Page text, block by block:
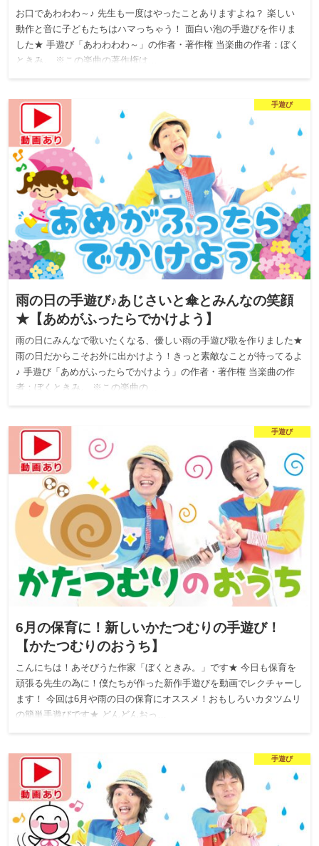
お口であわわわ～♪ 先生も一度はやったことありますよね？ 楽しい
動作と音に子どもたちはハマっちゃう！ 面白い泡の手遊びを作りま
した★ 手遊び「あわわわわ～」の作者・著作権 当楽曲の作者：ぼく
ときみ。 ※この楽曲の著作権は…
手遊び
雨の日の手遊び♪あじさいと傘とみんなの笑顔
★【あめがふったらでかけよう】
雨の日にみんなで歌いたくなる、優しい雨の手遊び歌を作りました★
雨の日だからこそお外に出かけよう！きっと素敵なことが待ってるよ
♪ 手遊び「あめがふったらでかけよう」の作者・著作権 当楽曲の作
者：ぼくときみ。 ※この楽曲の…
手遊び
6月の保育に！新しいかたつむりの手遊び！
【かたつむりのおうち】
こんにちは！あそびうた作家「ぼくときみ。」です★ 今日も保育を
頑張る先生の為に！僕たちが作った新作手遊びを動画でレクチャーし
ます！ 今回は6月や雨の日の保育にオススメ！おもしろいカタツムリ
の簡単手遊びです★ どんどんおっ…
手遊び